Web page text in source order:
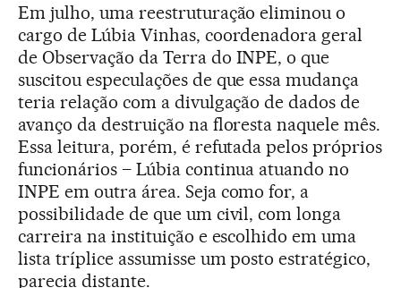
Em julho, uma reestruturação eliminou o
cargo de Lúbia Vinhas, coordenadora geral
de Observação da Terra do INPE, o que
suscitou especulações de que essa mudança
teria relação com a divulgação de dados de
avanço da destruição na floresta naquele mês.
Essa leitura, porém, é refutada pelos próprios
funcionários – Lúbia continua atuando no
INPE em outra área. Seja como for, a
possibilidade de que um civil, com longa
carreira na instituição e escolhido em uma
lista tríplice assumisse um posto estratégico,
parecia distante.